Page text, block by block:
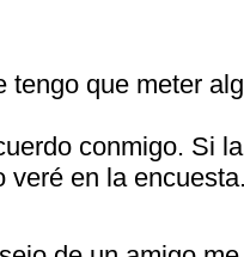
tengo que meter
conmigo. Si
veré en la